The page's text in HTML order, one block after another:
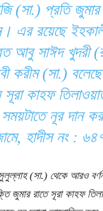
(সা.) প্রতি
এর রয়েছে
আবু সাঈদ খুদরী
করীম (সা.)
সূরা কাহফ
নূর দান
হাদীস নং :
(সা.) থেকে আরও
জুমার রাতে সূরা কাহফ